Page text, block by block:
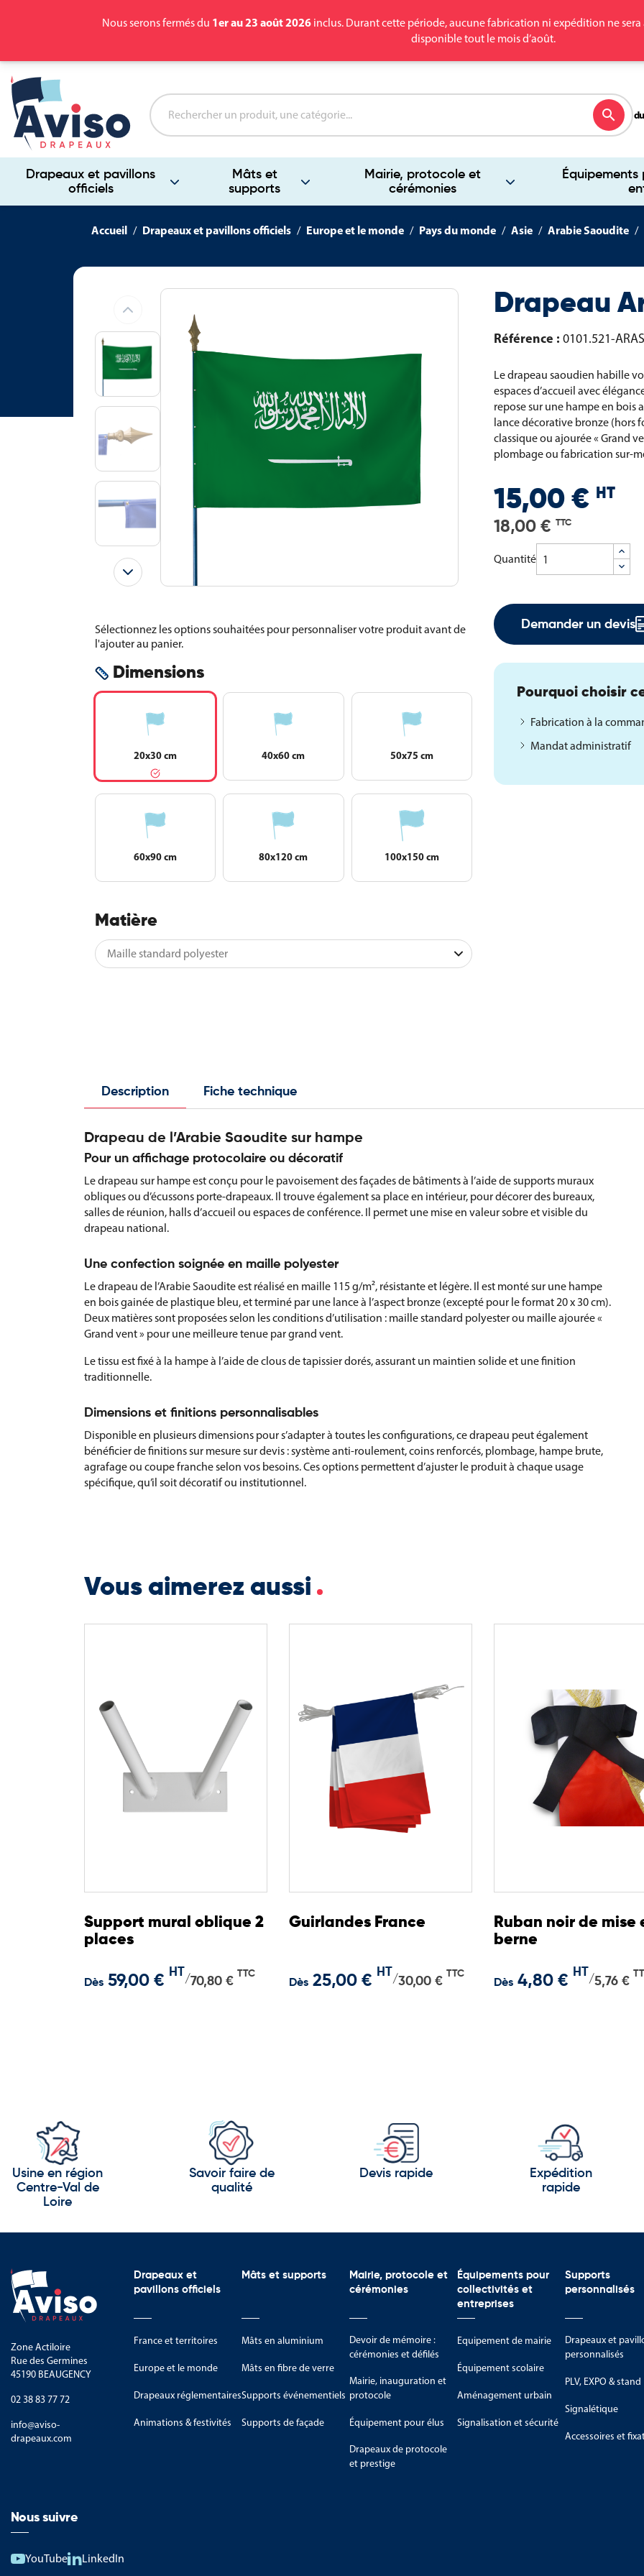
Nous serons fermés du 1er au 23 août 2026 inclus. Durant cette période, aucune fabrication ni expédition ne
disponible tout le mois d’août.
Drapeaux et pavillons
officiels
Mâts et
supports
Mairie, protocole et
cérémonies
search
Accueil Drapeaux et pavillons officiels Europe et le monde Pays du monde Asie Arabie Saoudite
Sélectionnez les options souhaitées pour personnaliser votre produit avant de
l'ajouter au panier.
Dimensions
20x30 cm 40x60 cm 50x75 cm
60x90 cm 80x120 cm 100x150 cm
Matière
Drapeau
Référence : 0101.521-
Le drapeau saoudien habille
espaces d’accueil avec
repose sur une hampe en bois
lance décorative bronze (hors
classique ou ajourée « Grand
plombage ou fabrication sur-
15,00 € HT
18,00 € TTC
Quantité
Demander un devis
Pourquoi choisir
Fabrication à la
Mandat administratif
Description Fiche technique
Drapeau de l’Arabie Saoudite sur hampe
Pour un affichage protocolaire ou décoratif
Le drapeau sur hampe est conçu pour le pavoisement des façades de bâtiments à l’aide de supports muraux
obliques ou d’écussons porte-drapeaux. Il trouve également sa place en intérieur, pour décorer des bureaux,
salles de réunion, halls d’accueil ou espaces de conférence. Il permet une mise en valeur sobre et visible du
drapeau national.
Une confection soignée en maille polyester
Le drapeau de l’Arabie Saoudite est réalisé en maille 115 g/m², résistante et légère. Il est monté sur une hampe
en bois gainée de plastique bleu, et terminé par une lance à l’aspect bronze (excepté pour le format 20 x 30 cm).
Deux matières sont proposées selon les conditions d’utilisation : maille standard polyester ou maille ajourée «
Grand vent » pour une meilleure tenue par grand vent.
Le tissu est fixé à la hampe à l’aide de clous de tapissier dorés, assurant un maintien solide et une finition
traditionnelle.
Dimensions et finitions personnalisables
Disponible en plusieurs dimensions pour s’adapter à toutes les configurations, ce drapeau peut également
bénéficier de finitions sur mesure sur devis : système anti-roulement, coins renforcés, plombage, hampe brute,
agrafage ou coupe franche selon vos besoins. Ces options permettent d’ajuster le produit à chaque usage
spécifique, qu’il soit décoratif ou institutionnel.
Vous aimerez aussi
Support mural oblique 2
places
Dès 59,00 € HT
/70,80 €
TTC
Guirlandes France
Dès 25,00 € HT
/30,00 €
TTC
Ruban noir de mise
berne
Dès 4,80 € HT
/5,76 €
Usine en région
Centre-Val de
Loire
Savoir faire de
qualité
Devis rapide
Expédition
rapide
Zone Actiloire
Rue des Germines
45190 BEAUGENCY
02 38 83 77 72
info@aviso-
drapeaux.com
Drapeaux et
pavillons officiels
France et territoires
Europe et le monde
Drapeaux réglementaires
Animations & festivités
Mâts et supports
Mâts en aluminium
Mâts en fibre de verre
Supports événementiels
Supports de façade
Mairie, protocole et
cérémonies
Devoir de mémoire :
cérémonies et défilés
Mairie, inauguration et
protocole
Équipement pour élus
Drapeaux de protocole
et prestige
Équipements pour
collectivités et
entreprises
Equipement de mairie
Équipement scolaire
Aménagement urbain
Signalisation et sécurité
Supports
personnalisés
Drapeaux et
personnalisés
PLV, EXPO & stand
Signalétique
Accessoires et
Nous suivre
YouTube LinkedIn